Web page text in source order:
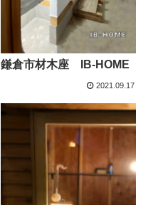
鎌倉市材木座 IB-HOME
2021.09.17